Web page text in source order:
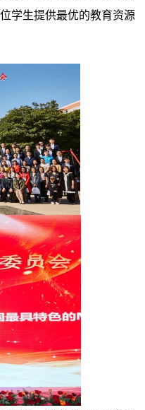
学生提供最优的教育资源